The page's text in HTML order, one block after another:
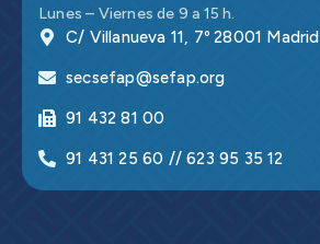
Lunes – Viernes de 9 a 15 h.
C/ Villanueva 11, 7º 28001 Madrid
secsefap@sefap.org
91 432 81 00
91 431 25 60 // 623 95 35 12